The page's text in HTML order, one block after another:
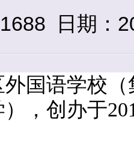
日期：
国语学校
，创办于